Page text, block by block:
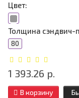
Цвет:
Толщина сэндвич-
80
1 393.26 р.
В корзину